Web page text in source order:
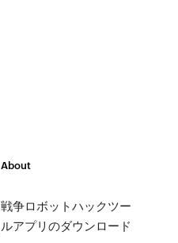
About
戦争ロボットハックツー
ルアプリのダウンロード